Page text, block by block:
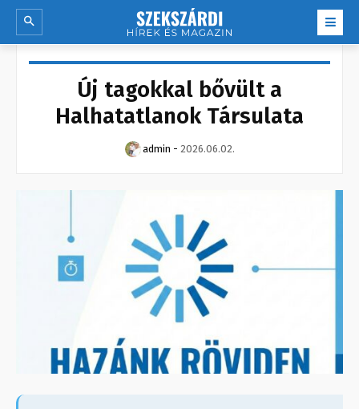
Új tagokkal bővült a
Halhatatlanok Társulata
admin - 2026.06.02.